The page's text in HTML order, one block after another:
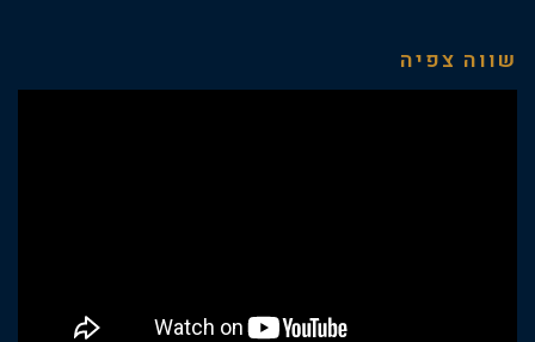
שווה צפיה